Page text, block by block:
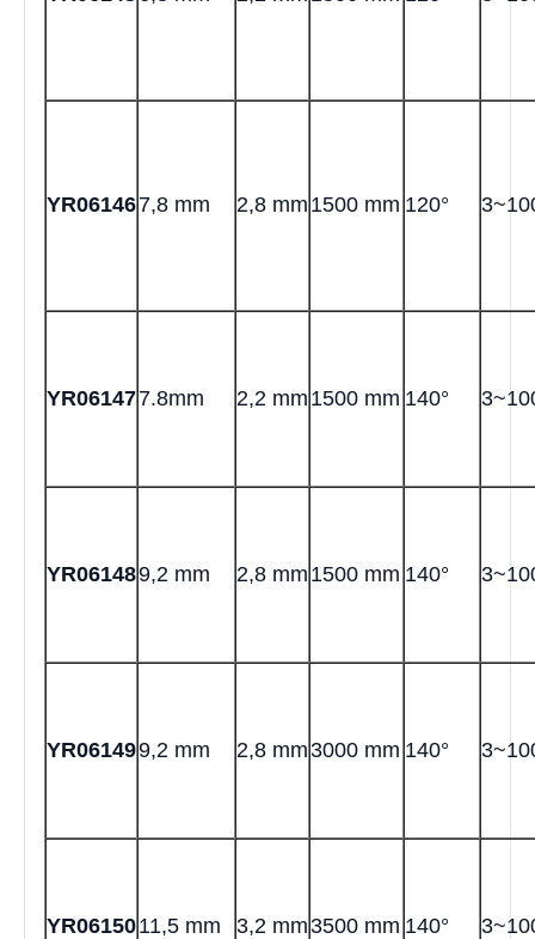
YR061467,8 mm 2,8 mm 1500 mm 120°
YR061477.8mm 2,2 mm 1500 mm 140°
YR061489,2 mm 2,8 mm 1500 mm 140°
YR061499,2 mm 2,8 mm 3000 mm 140°
YR0615011,5 mm 3,2 mm 3500 mm 140°